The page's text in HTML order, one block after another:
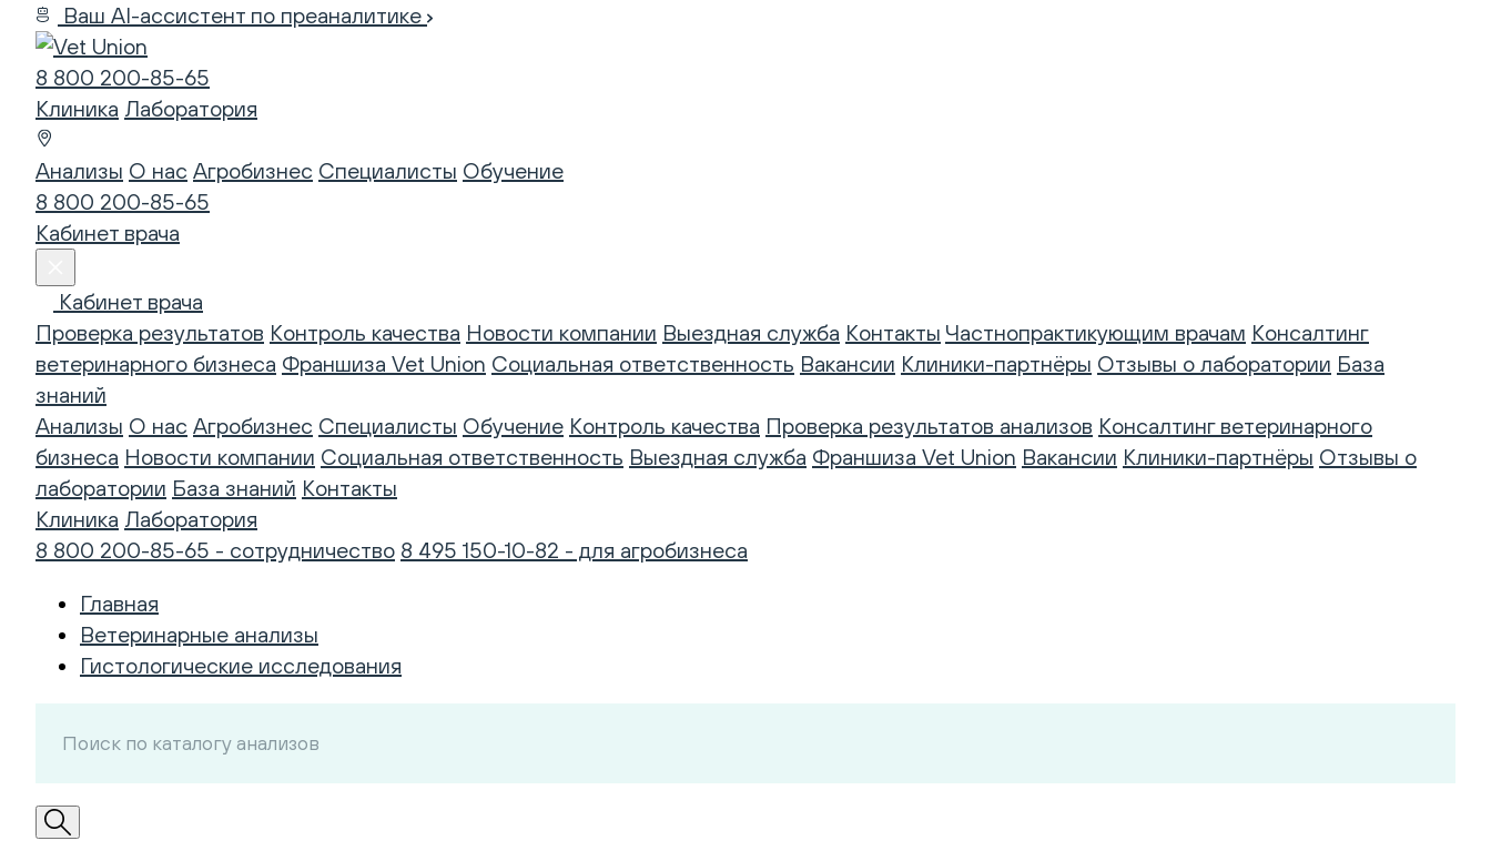
Ваш AI-ассистент по преаналитике
8 800 200-85-65
Клиника Лаборатория
Анализы О нас Агробизнес Специалисты Обучение
8 800 200-85-65
Кабинет врача
Кабинет врача
Проверка результатов Контроль качества Новости компании Выездная служба Контакты Частнопрактикующим врачам Консалтинг
ветеринарного бизнеса Франшиза Vet Union Социальная ответственность Вакансии Клиники-партнёры Отзывы о лаборатории База
знаний
Анализы О нас Агробизнес Специалисты Обучение Контроль качества Проверка результатов анализов Консалтинг ветеринарного
бизнеса Новости компании Социальная ответственность Выездная служба Франшиза Vet Union Вакансии Клиники-партнёры Отзывы о
лаборатории База знаний Контакты
Клиника Лаборатория
8 800 200-85-65 - сотрудничество 8 495 150-10-82 - для агробизнеса
Главная
Ветеринарные анализы
Гистологические исследования